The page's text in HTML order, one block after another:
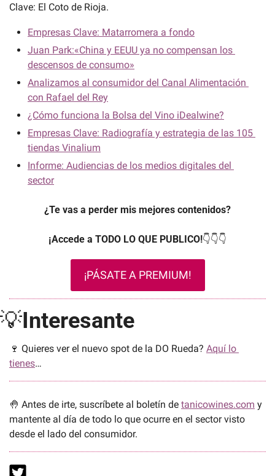
Clave: El Coto de Rioja.
Empresas Clave: Matarromera a fondo
Juan Park:«China y EEUU ya no compensan los
descensos de consumo»
Analizamos al consumidor del Canal Alimentación
con Rafael del Rey
¿Cómo funciona la Bolsa del Vino iDealwine?
Empresas Clave: Radiografía y estrategia de las 105
tiendas Vinalium
Informe: Audiencias de los medios digitales del
sector
¿Te vas a perder mis mejores contenidos?
¡Accede a TODO LO QUE PUBLICO!👇👇👇
¡PÁSATE A PREMIUM!
💡Interesante
🍷 Quieres ver el nuevo spot de la DO Rueda? Aquí lo
tienes…
🤚 Antes de irte, suscríbete al boletín de tanicowines.com y
mantente al día de todo lo que ocurre en el sector visto
desde el lado del consumidor.